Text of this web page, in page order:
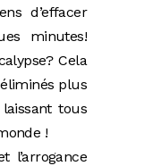
d’effacer
minutes!
Cela
plus
tous
!
l’arrogance